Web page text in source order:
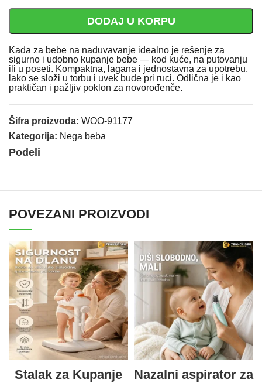
DODAJ U KORPU
Kada za bebe na naduvavanje idealno je rešenje za
sigurno i udobno kupanje bebe — kod kuće, na putovanju
ili u poseti. Kompaktna, lagana i jednostavna za upotrebu,
lako se složi u torbu i uvek bude pri ruci. Odlična je i kao
praktičan i pažljiv poklon za novorođenče.
Šifra proizvoda: WOO-91177
Kategorija: Nega beba
Podeli
POVEZANI PROIZVODI
Stalak za Kupanje
Nazalni aspirator za